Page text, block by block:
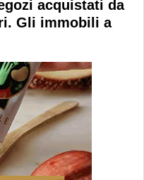
acquistati da
Gli immobili a